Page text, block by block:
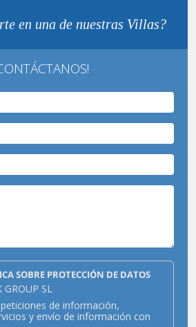
en una de nuestras Villas?
SOBRE PROTECCIÓN DE DATOS
GROUP SL
de información,
y envío de información con